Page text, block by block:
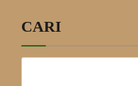
CARI